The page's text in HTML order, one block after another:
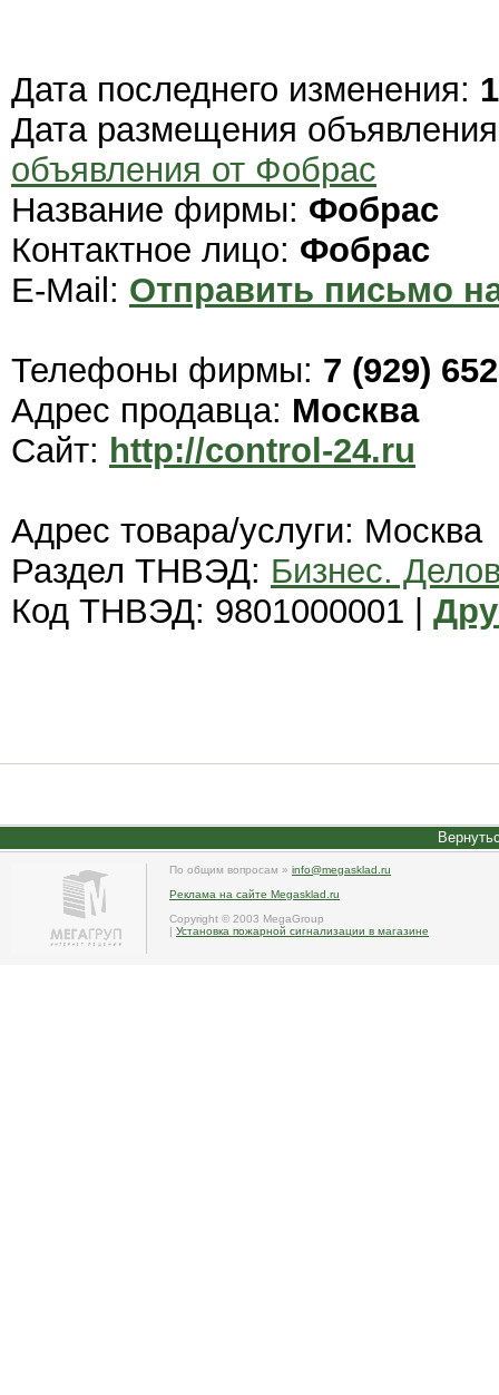
Дата последнего изменения:
Дата размещения
объявления от Фобрас
Название фирмы: Фобрас
Контактное лицо: Фобрас
E-Mail: Отправить письмо
Телефоны фирмы: 7 (929)
Адрес продавца: Москва
Сайт: http://control-24.ru
Адрес товара/услуги: Москва
Раздел ТНВЭД: Бизнес.
Код ТНВЭД: 9801000001 |
По общим вопросам » info@megasklad.ru
Реклама на сайте Megasklad.ru
Copyright © 2003 MegaGroup
| Установка пожарной сигнализации в магазине